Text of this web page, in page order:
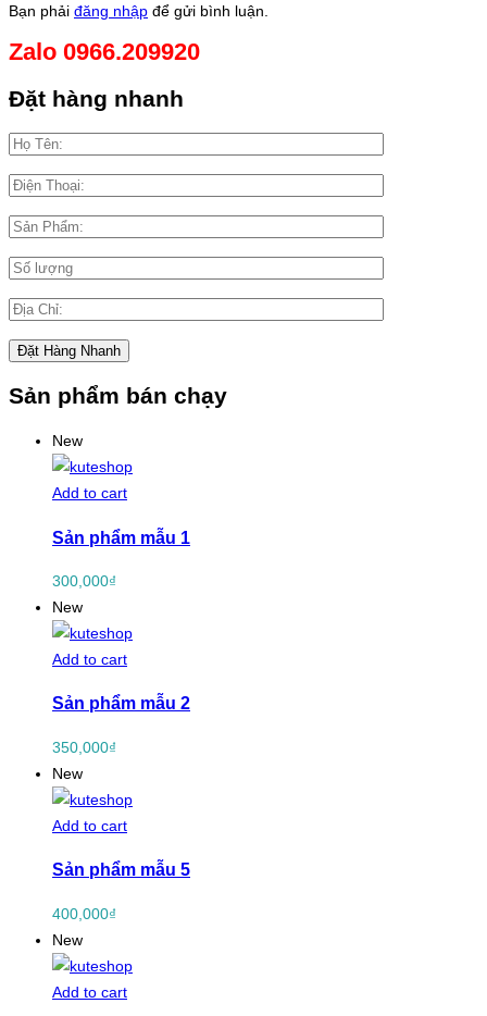
Bạn phải đăng nhập để gửi bình luận.
Zalo 0966.209920
Đặt hàng nhanh
Sản phẩm bán chạy
New
Add to cart
Sản phẩm mẫu 1
300,000₫
New
Add to cart
Sản phẩm mẫu 2
350,000₫
New
Add to cart
Sản phẩm mẫu 5
400,000₫
New
Add to cart